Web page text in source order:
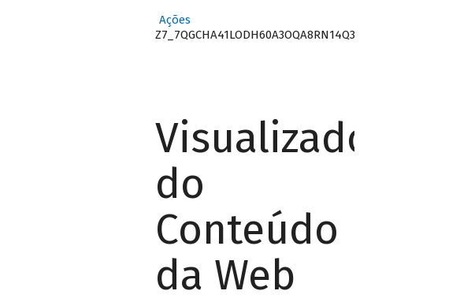
Ações
Z7_7QGCHA41LODH60A3OQA8RN14Q3
Visualizador
do
Conteúdo
da Web